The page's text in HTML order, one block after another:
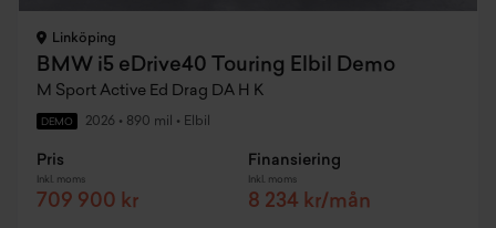
Linköping
BMW i5 eDrive40 Touring Elbil Demo
M Sport Active Ed Drag DA H K
DEMO 2026 • 890 mil • Elbil
Pris
Inkl. moms
709 900 kr
Finansiering
Inkl. moms
8 234 kr/mån